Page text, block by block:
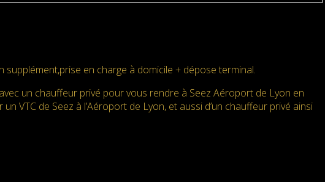
en charge à domicile + dépose terminal.
un chauffeur privé pour vous rendre à Seez Aéroport de Lyon en
VTC de Seez à l’Aéroport de Lyon, et aussi d’un chauffeur privé ainsi